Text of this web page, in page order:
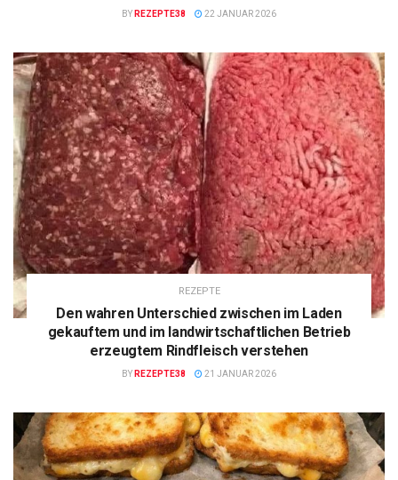
BY REZEPTE38 22 JANUAR 2026
REZEPTE
Den wahren Unterschied zwischen im Laden
gekauftem und im landwirtschaftlichen Betrieb
erzeugtem Rindfleisch verstehen
BY REZEPTE38 21 JANUAR 2026